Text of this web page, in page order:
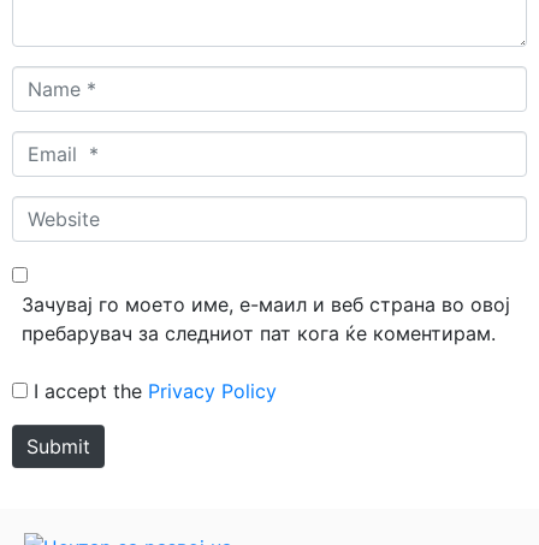
Name
*
Email
*
Website
Зачувај го моето име, е-маил и веб страна во овој
пребарувач за следниот пат кога ќе коментирам.
I accept the Privacy Policy
Submit